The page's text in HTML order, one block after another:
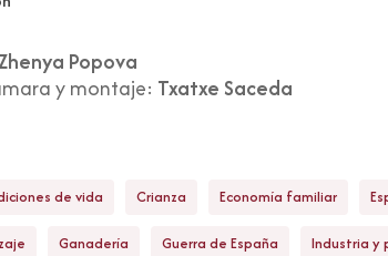
Popova
y montaje: Txatxe Saceda
de vida Crianza Economía familiar
Ganadería Guerra de España Industria y